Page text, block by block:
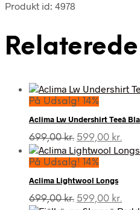
Produkt id: 4978
På Udsalg! 14%
Aclima Lw Undershirt Teeâ
699,00kr. Den
oprindelige
pris
699,00 kr..
599,00 kr.
På Udsalg! 14%
Aclima Lightwool Longs
699,00kr. Den
599,00 kr.